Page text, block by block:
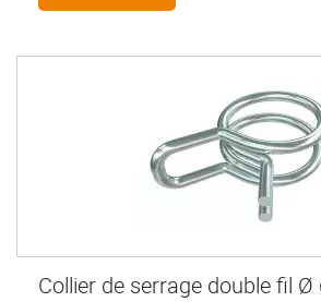
Collier de serrage double fil